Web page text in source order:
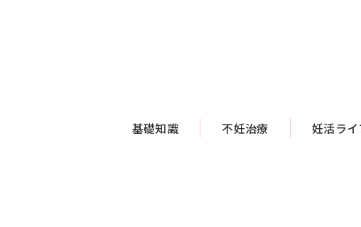
基礎知識 不妊治療 妊活ライ